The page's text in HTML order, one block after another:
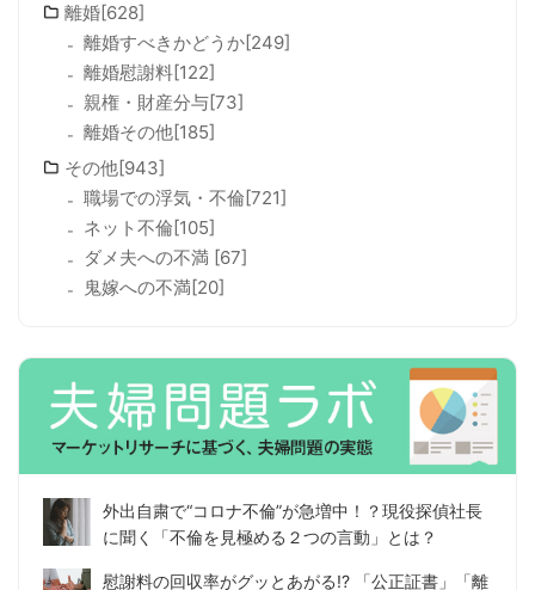
離婚[628]
離婚すべきかどうか[249]
離婚慰謝料[122]
親権・財産分与[73]
離婚その他[185]
その他[943]
職場での浮気・不倫[721]
ネット不倫[105]
ダメ夫への不満 [67]
鬼嫁への不満[20]
外出自粛で“コロナ不倫”が急増中！？現役探偵社長
に聞く「不倫を見極める２つの言動」とは？
慰謝料の回収率がグッとあがる!? 「公正証書」「離